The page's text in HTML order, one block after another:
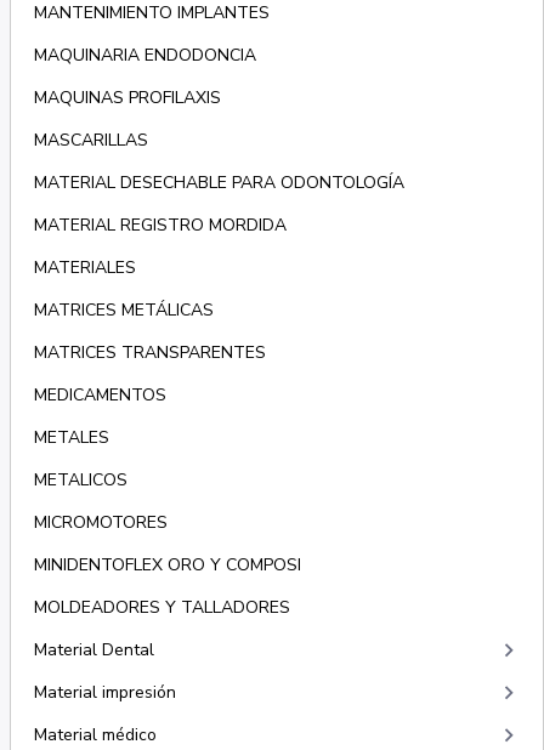
MANTENIMIENTO IMPLANTES
MAQUINARIA ENDODONCIA
MAQUINAS PROFILAXIS
MASCARILLAS
MATERIAL DESECHABLE PARA ODONTOLOGÍA
MATERIAL REGISTRO MORDIDA
MATERIALES
MATRICES METÁLICAS
MATRICES TRANSPARENTES
MEDICAMENTOS
METALES
METALICOS
MICROMOTORES
MINIDENTOFLEX ORO Y COMPOSI
MOLDEADORES Y TALLADORES
Material Dental
keyboard_arrow_right
Material impresión keyboard_arrow_right
Material médico keyboard_arrow_right